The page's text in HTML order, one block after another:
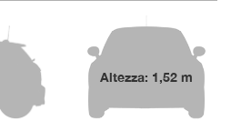
Altezza: 1,52 m